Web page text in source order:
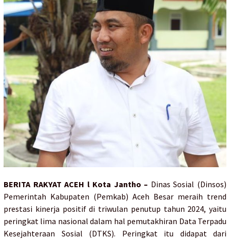
BERITA RAKYAT ACEH l Kota Jantho – Dinas Sosial (Dinsos)
Pemerintah Kabupaten (Pemkab) Aceh Besar meraih trend
prestasi kinerja positif di triwulan penutup tahun 2024, yaitu
peringkat lima nasional dalam hal pemutakhiran Data Terpadu
Kesejahteraan Sosial (DTKS). Peringkat itu didapat dari